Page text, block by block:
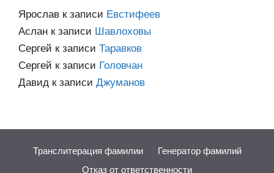
Ярослав к записи Евстифеев
Аслан к записи Шавлоховы
Сергей к записи Таравков
Сергей к записи Головчан
Давид к записи Джуманов
Транслитерация фамилии
Генератор фамилий
Отказ от ответственности